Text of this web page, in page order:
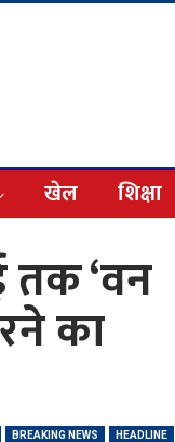
खेल शिक्षा
तक ‘वन
का
BREAKING NEWS HEADLINE